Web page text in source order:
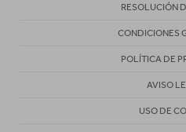
RESOLUCIÓN
CONDICIONES
POLÍTICA DE
AVISO
USO DE